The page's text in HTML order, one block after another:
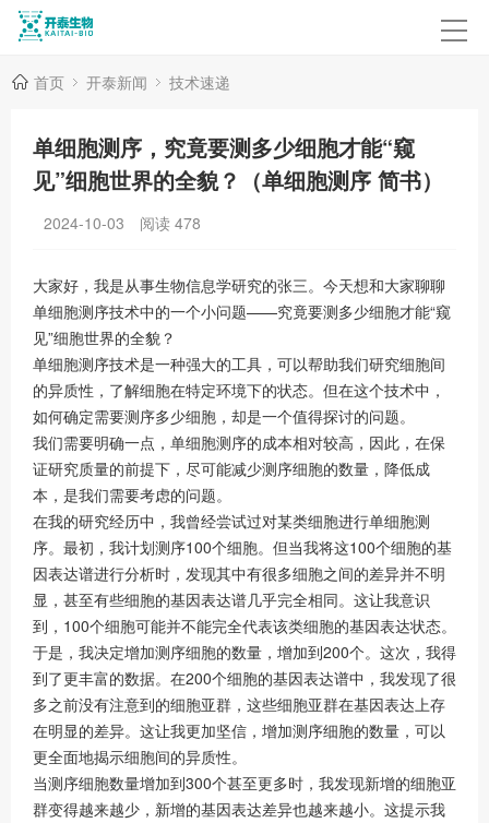
首页 开泰新闻 技术速递
单细胞测序，究竟要测多少细胞才能“窥
见”细胞世界的全貌？（单细胞测序 简书）
2024-10-03 阅读 478
大家好，我是从事生物信息学研究的张三。今天想和大家聊聊
单细胞测序技术中的一个小问题——究竟要测多少细胞才能“窥
见”细胞世界的全貌？
单细胞测序技术是一种强大的工具，可以帮助我们研究细胞间
的异质性，了解细胞在特定环境下的状态。但在这个技术中，
如何确定需要测序多少细胞，却是一个值得探讨的问题。
我们需要明确一点，单细胞测序的成本相对较高，因此，在保
证研究质量的前提下，尽可能减少测序细胞的数量，降低成
本，是我们需要考虑的问题。
在我的研究经历中，我曾经尝试过对某类细胞进行单细胞测
序。最初，我计划测序100个细胞。但当我将这100个细胞的基
因表达谱进行分析时，发现其中有很多细胞之间的差异并不明
显，甚至有些细胞的基因表达谱几乎完全相同。这让我意识
到，100个细胞可能并不能完全代表该类细胞的基因表达状态。
于是，我决定增加测序细胞的数量，增加到200个。这次，我得
到了更丰富的数据。在200个细胞的基因表达谱中，我发现了很
多之前没有注意到的细胞亚群，这些细胞亚群在基因表达上存
在明显的差异。这让我更加坚信，增加测序细胞的数量，可以
更全面地揭示细胞间的异质性。
当测序细胞数量增加到300个甚至更多时，我发现新增的细胞亚
群变得越来越少，新增的基因表达差异也越来越小。这提示我